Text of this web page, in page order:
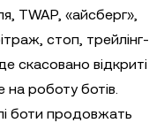
TWAP, «айсберг»,
стоп, трейлінг-
скасовано відкриті
роботу ботів.
боти продовжать